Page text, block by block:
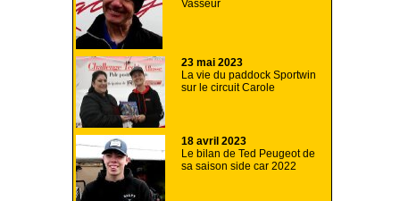
Vasseur
23 mai 2023
La vie du paddock Sportwin
sur le circuit Carole
18 avril 2023
Le bilan de Ted Peugeot de
sa saison side car 2022